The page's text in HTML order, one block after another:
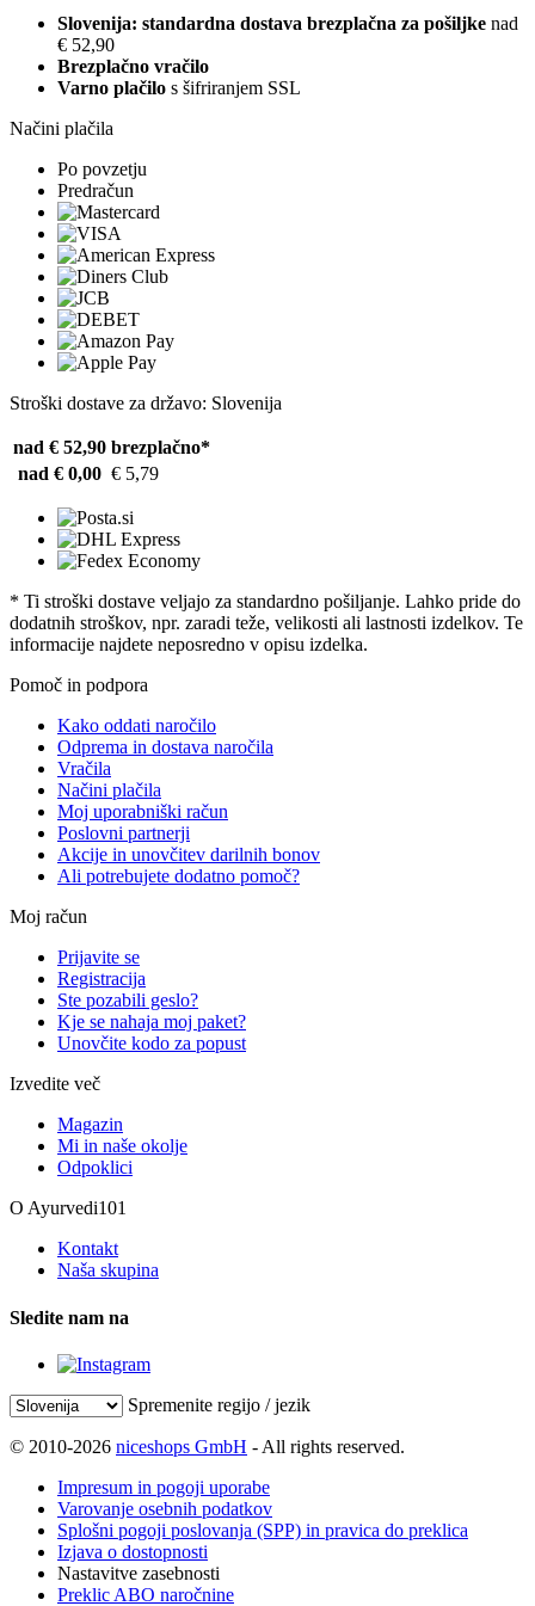
Slovenija: standardna dostava brezplačna za pošiljke nad
€ 52,90
Brezplačno vračilo
Varno plačilo s šifriranjem SSL
Načini plačila
Po povzetju
Predračun
Stroški dostave za državo: Slovenija
nad € 52,90 brezplačno*
nad € 0,00 € 5,79
* Ti stroški dostave veljajo za standardno pošiljanje. Lahko pride do
dodatnih stroškov, npr. zaradi teže, velikosti ali lastnosti izdelkov. Te
informacije najdete neposredno v opisu izdelka.
Pomoč in podpora
Kako oddati naročilo
Odprema in dostava naročila
Vračila
Načini plačila
Moj uporabniški račun
Poslovni partnerji
Akcije in unovčitev darilnih bonov
Ali potrebujete dodatno pomoč?
Moj račun
Prijavite se
Registracija
Ste pozabili geslo?
Kje se nahaja moj paket?
Unovčite kodo za popust
Izvedite več
Magazin
Mi in naše okolje
Odpoklici
O Ayurvedi101
Kontakt
Naša skupina
Sledite nam na
Spremenite regijo / jezik
© 2010-2026 niceshops GmbH - All rights reserved.
Impresum in pogoji uporabe
Varovanje osebnih podatkov
Splošni pogoji poslovanja (SPP) in pravica do preklica
Izjava o dostopnosti
Nastavitve zasebnosti
Preklic ABO naročnine